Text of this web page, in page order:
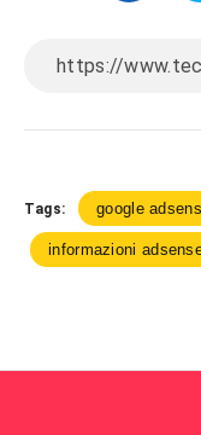
Tags: google
informazioni